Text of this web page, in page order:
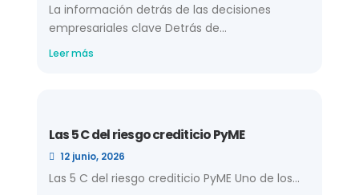
La información detrás de las decisiones
empresariales clave Detrás de...
Leer más
Las 5 C del riesgo crediticio PyME
12 junio, 2026
Las 5 C del riesgo crediticio PyME Uno de los...